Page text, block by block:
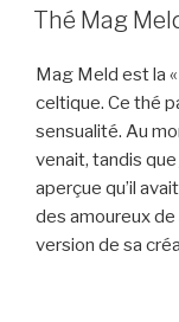
LE
Thé Mag
Mag Meld est la
celtique. Ce thé
sensualité. Au
venait, tandis
aperçue qu’il
des amoureux
version de sa